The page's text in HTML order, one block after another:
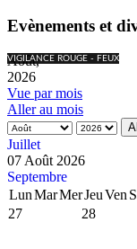
Evènements et
VIGILANCE ROUGE - FEUX
Août,
2026
Vue par mois
Aller au mois
Juillet
07 Août 2026
Septembre
LunMarMerJeuVen
27
28